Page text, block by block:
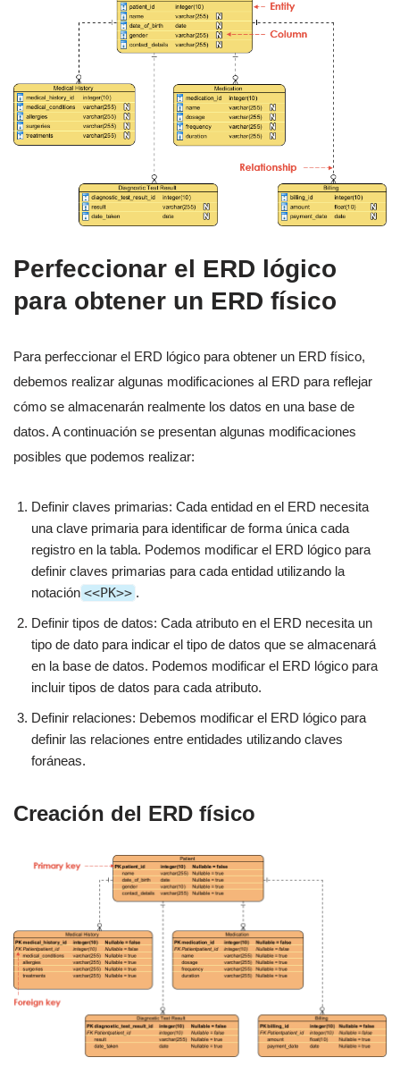
Perfeccionar el ERD lógico
para obtener un ERD físico
Para perfeccionar el ERD lógico para obtener un ERD físico,
debemos realizar algunas modificaciones al ERD para reflejar
cómo se almacenarán realmente los datos en una base de
datos. A continuación se presentan algunas modificaciones
posibles que podemos realizar:
Definir claves primarias: Cada entidad en el ERD necesita
una clave primaria para identificar de forma única cada
registro en la tabla. Podemos modificar el ERD lógico para
definir claves primarias para cada entidad utilizando la
notación <<PK>> .
Definir tipos de datos: Cada atributo en el ERD necesita un
tipo de dato para indicar el tipo de datos que se almacenará
en la base de datos. Podemos modificar el ERD lógico para
incluir tipos de datos para cada atributo.
Definir relaciones: Debemos modificar el ERD lógico para
definir las relaciones entre entidades utilizando claves
foráneas.
Creación del ERD físico